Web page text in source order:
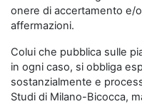
onere di accertamento e/
affermazioni.
Colui che pubblica sulle
in ogni caso, si obbliga
sostanzialmente e
Studi di Milano-Bicocca,